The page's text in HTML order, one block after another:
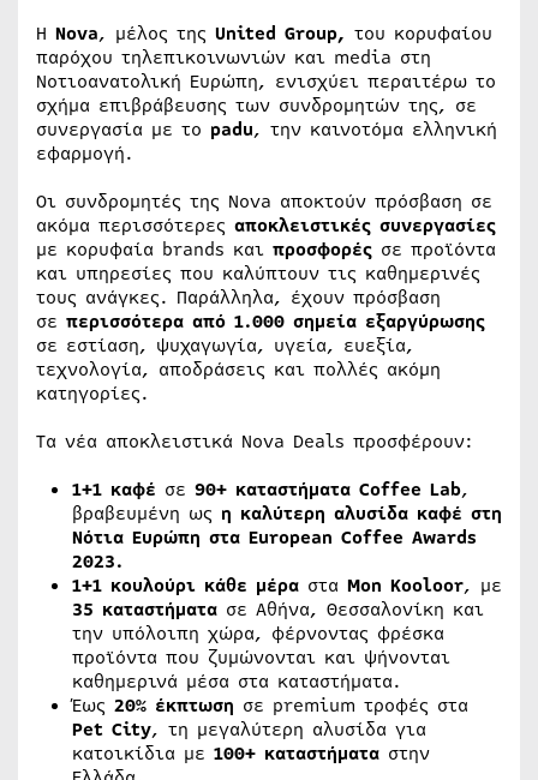
Η Nova, μέλος της United Group, του κορυφαίου
παρόχου τηλεπικοινωνιών και media στη
Νοτιοανατολική Ευρώπη, ενισχύει περαιτέρω το
σχήμα επιβράβευσης των συνδρομητών της, σε
συνεργασία με το padu, την καινοτόμα ελληνική
εφαρμογή.
Οι συνδρομητές της Nova αποκτούν πρόσβαση σε
ακόμα περισσότερες αποκλειστικές συνεργασίες
με κορυφαία brands και προσφορές σε προϊόντα
και υπηρεσίες που καλύπτουν τις καθημερινές
τους ανάγκες. Παράλληλα, έχουν πρόσβαση
σε περισσότερα από 1.000 σημεία εξαργύρωσης
σε εστίαση, ψυχαγωγία, υγεία, ευεξία,
τεχνολογία, αποδράσεις και πολλές ακόμη
κατηγορίες.
Τα νέα αποκλειστικά Nova Deals προσφέρουν:
1+1 καφέ σε 90+ καταστήματα Coffee Lab,
βραβευμένη ως η καλύτερη αλυσίδα καφέ στη
Νότια Ευρώπη στα European Coffee Awards
2023.
1+1 κουλούρι κάθε μέρα στα Mon Kooloor, με
35 καταστήματα σε Αθήνα, Θεσσαλονίκη και
την υπόλοιπη χώρα, φέρνοντας φρέσκα
προϊόντα που ζυμώνονται και ψήνονται
καθημερινά μέσα στα καταστήματα.
Έως 20% έκπτωση σε premium τροφές στα
Pet City, τη μεγαλύτερη αλυσίδα για
κατοικίδια με 100+ καταστήματα στην